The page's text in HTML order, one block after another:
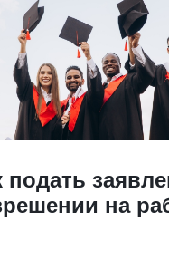
подать
на